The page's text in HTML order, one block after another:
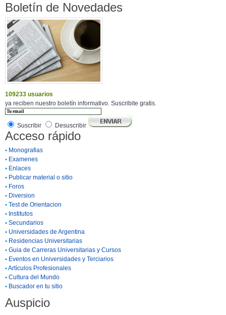
Boletín de Novedades
109233 usuarios
ya reciben nuestro boletín informativo. Suscribite gratis.
Suscribir Desuscribir
Acceso rápido
• Monografias
• Examenes
• Enlaces
• Publicar material o sitio
• Foros
• Diversion
• Test de Orientacion
• Institutos
• Secundarios
• Universidades de Argentina
• Residencias Universitarias
• Guia de Carreras Universitarias y Cursos
• Eventos en Universidades y Terciarios
•Artículos Profesionales
• Cultura del Mundo
• Buscador en tu sitio
Auspicio